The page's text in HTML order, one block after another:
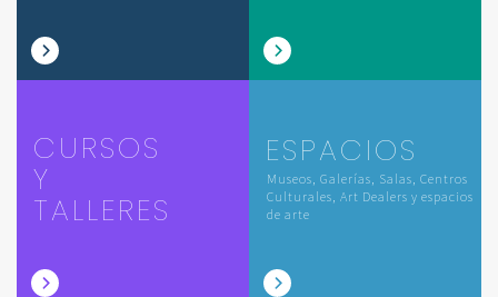
CURSOS
Y
TALLERES
ESPACIOS
Museos, Galerías, Salas, Centros
Culturales, Art Dealers y espacios
de arte